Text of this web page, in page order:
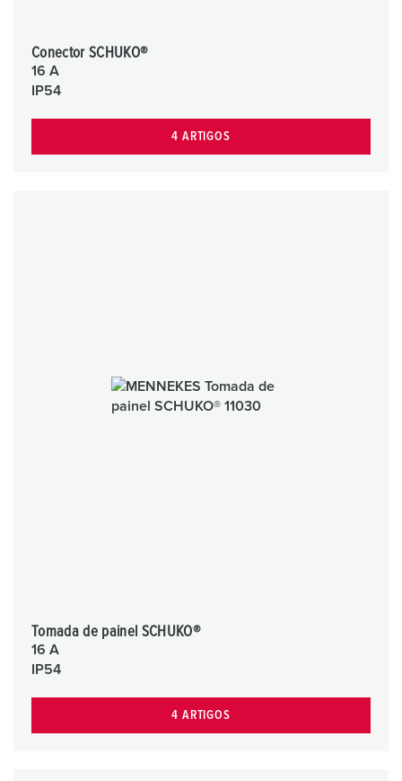
Conector SCHUKO®
16 A
IP54
4 ARTIGOS
Tomada de painel SCHUKO®
16 A
IP54
4 ARTIGOS